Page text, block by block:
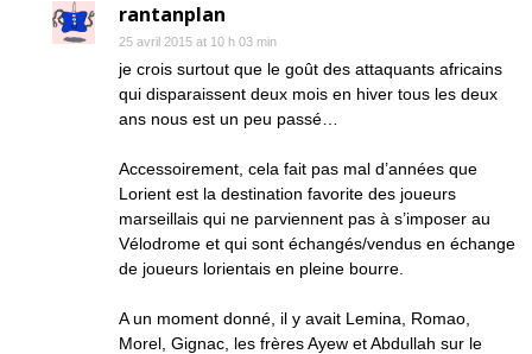
rantanplan
25 avril 2015 at 10 h 03 min
je crois surtout que le goût des attaquants africains
qui disparaissent deux mois en hiver tous les deux
ans nous est un peu passé…
Accessoirement, cela fait pas mal d’années que
Lorient est la destination favorite des joueurs
marseillais qui ne parviennent pas à s’imposer au
Vélodrome et qui sont échangés/vendus en échange
de joueurs lorientais en pleine bourre.
A un moment donné, il y avait Lemina, Romao,
Morel, Gignac, les frères Ayew et Abdullah sur le